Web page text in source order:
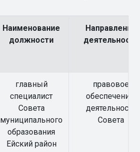
Наименование
должности
Направление
деятельности
главный
специалист
Совета
муниципального
образования
Ейский район
правовое
обеспечение
деятельности
Совета